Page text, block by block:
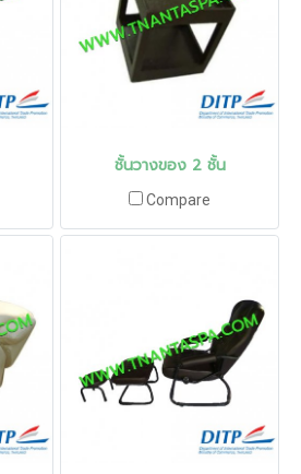
ชั้นวางของ 2 ชั้น
Compare